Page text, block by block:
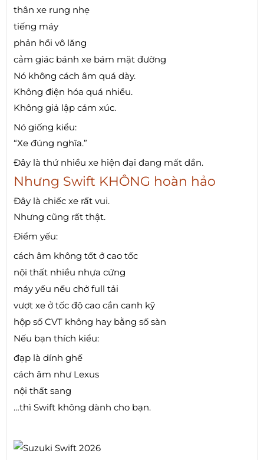
thân xe rung nhẹ
tiếng máy
phản hồi vô lăng
cảm giác bánh xe bám mặt đường
Nó không cách âm quá dày.
Không điện hóa quá nhiều.
Không giả lập cảm xúc.
Nó giống kiểu:
“Xe đúng nghĩa.”
Đây là thứ nhiều xe hiện đại đang mất dần.
Nhưng Swift KHÔNG hoàn hảo
Đây là chiếc xe rất vui.
Nhưng cũng rất thật.
Điểm yếu:
cách âm không tốt ở cao tốc
nội thất nhiều nhựa cứng
máy yếu nếu chở full tải
vượt xe ở tốc độ cao cần canh kỹ
hộp số CVT không hay bằng số sàn
Nếu bạn thích kiểu:
đạp là dính ghế
cách âm như Lexus
nội thất sang
…thì Swift không dành cho bạn.